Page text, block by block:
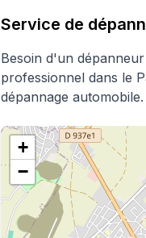
Service de
Besoin d'un
professionnel dans le
dépannage automobile.
+
−